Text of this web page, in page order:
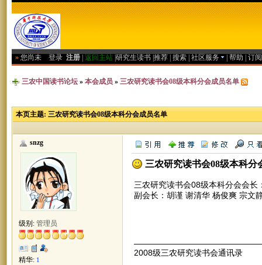
» 您尚未 登录 注册 返回主站 研究生读书 推荐 搜索 社区服务 帮助 订
三农中国读书论坛 » 本会成员 » 三农研究读书会08级本科分会成员名单
本页主题: 三农研究读书会08级本科分会成员名单
snzg
级别: 管理员
精华: 1
三农研究读书会08级本科分
三农研究读书会08级本科分会会长
副会长：胡谨 谢清华 杨俊爽 宗文
2008级三农研究读书会通讯录